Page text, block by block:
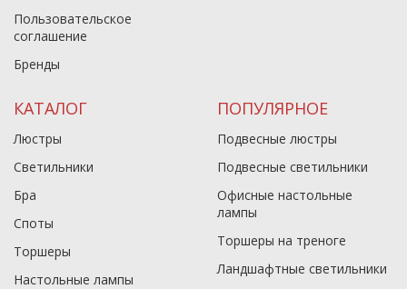
Пользовательское
соглашение
Бренды
КАТАЛОГ
Люстры
Светильники
Бра
Споты
Торшеры
Настольные лампы
ПОПУЛЯРНОЕ
Подвесные люстры
Подвесные светильники
Офисные настольные
лампы
Торшеры на треноге
Ландшафтные светильники